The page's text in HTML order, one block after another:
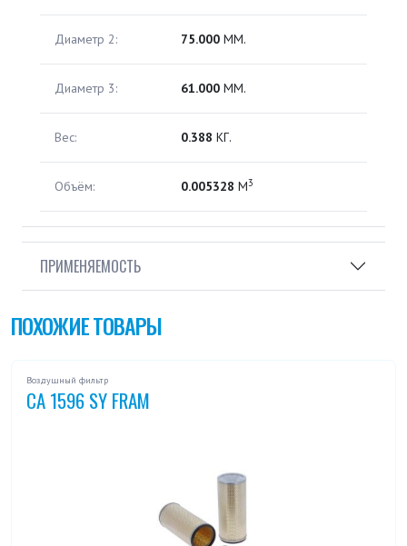
Диаметр 2: 75.000 ММ.
Диаметр 3: 61.000 ММ.
Вес: 0.388 КГ.
Объём: 0.005328 М3
ПРИМЕНЯЕМОСТЬ
ПОХОЖИЕ ТОВАРЫ
Воздушный фильтр
CA 1596 SY FRAM